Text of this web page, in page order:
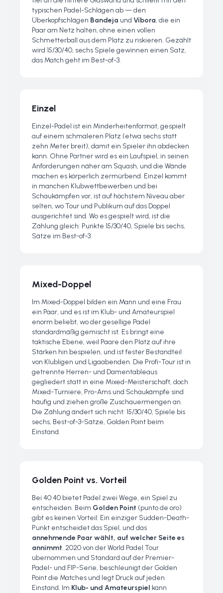
typischen Padel-Schlägen ab — den
Überkopfschlägen Bandeja und Víbora, die ein
Paar am Netz halten, ohne einen vollen
Schmetterball aus dem Platz zu riskieren. Gezählt
wird 15/30/40, sechs Spiele gewinnen einen Satz,
das Match geht im Best-of-3.
Einzel
Einzel-Padel ist ein Minderheitenformat, gespielt
auf einem schmaleren Platz (etwa sechs statt
zehn Meter breit), damit ein Spieler ihn abdecken
kann. Ohne Partner wird es ein Laufspiel, in seinen
Anforderungen näher am Squash, und die Wände
machen es körperlich zermürbend. Einzel kommt
in manchen Klubwettbewerben und bei
Schaukämpfen vor, ist auf höchstem Niveau aber
selten, wo Tour und Publikum auf das Doppel
ausgerichtet sind. Wo es gespielt wird, ist die
Zählung gleich: Punkte 15/30/40, Spiele bis sechs,
Sätze im Best-of-3.
Mixed-Doppel
Im Mixed-Doppel bilden ein Mann und eine Frau
ein Paar, und es ist im Klub- und Amateurspiel
enorm beliebt, wo der gesellige Padel
standardmäßig gemischt ist. Es bringt eine
taktische Ebene, weil Paare den Platz auf ihre
Stärken hin bespielen, und ist fester Bestandteil
von Klubligen und Ligaabenden. Die Profi-Tour ist in
getrennte Herren- und Damentableaus
gegliedert statt in eine Mixed-Meisterschaft, doch
Mixed-Turniere, Pro-Ams und Schaukämpfe sind
häufig und ziehen große Zuschauermengen an.
Die Zählung ändert sich nicht: 15/30/40, Spiele bis
sechs, Best-of-3-Sätze, Golden Point beim
Einstand.
Golden Point vs. Vorteil
Bei 40:40 bietet Padel zwei Wege, ein Spiel zu
entscheiden. Beim Golden Point (punto de oro)
gibt es keinen Vorteil: Ein einziger Sudden-Death-
Punkt entscheidet das Spiel, und das
annehmende Paar wählt, auf welcher Seite es
annimmt. 2020 von der World Padel Tour
übernommen und Standard auf der Premier-
Padel- und FIP-Serie, beschleunigt der Golden
Point die Matches und legt Druck auf jeden
Einstand. Im Klub- und Amateurspiel kann